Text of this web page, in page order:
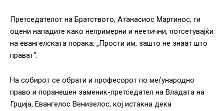
Претседателот на Братството, Атанасиос Мартинос, ги
оцени нападите како непримерни и неетични, потсетувајќи
на евангелската порака: „Прости им, зашто не знаат што
прават“.
На собирот се обрати и професорот по меѓународно
право и поранешен заменик-претседател на Владата на
Грција, Евангелос Венизелос, кој истакна дека